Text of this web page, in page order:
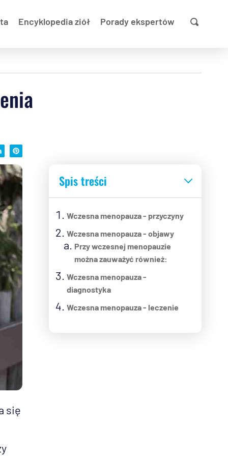
Encyklopedia ziół Porady ekspertów
się
Spis treści
Wczesna menopauza - przyczyny
Wczesna menopauza - objawy
Przy wczesnej menopauzie
można zauważyć również:
Wczesna menopauza -
diagnostyka
Wczesna menopauza - leczenie